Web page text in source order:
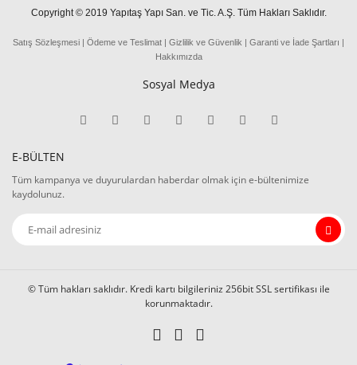
Copyright © 2019 Yapıtaş Yapı San. ve Tic. A.Ş. Tüm Hakları Saklıdır.
Satış Sözleşmesi | Ödeme ve Teslimat | Gizlilik ve Güvenlik | Garanti ve İade Şartları |
Hakkımızda
Sosyal Medya
E-BÜLTEN
Tüm kampanya ve duyurulardan haberdar olmak için e-bültenimize
kaydolunuz.
© Tüm hakları saklıdır. Kredi kartı bilgileriniz 256bit SSL sertifikası ile
korunmaktadır.